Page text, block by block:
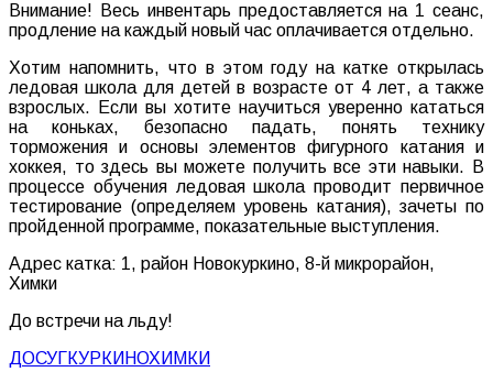
Внимание! Весь инвентарь предоставляется на 1 сеанс,
продление на каждый новый час оплачивается отдельно.
Хотим напомнить, что в этом году на катке открылась
ледовая школа для детей в возрасте от 4 лет, а также
взрослых. Если вы хотите научиться уверенно кататься
на коньках, безопасно падать, понять технику
торможения и основы элементов фигурного катания и
хоккея, то здесь вы можете получить все эти навыки. В
процессе обучения ледовая школа проводит первичное
тестирование (определяем уровень катания), зачеты по
пройденной программе, показательные выступления.
Адрес катка: 1, район Новокуркино, 8-й микрорайон,
Химки
До встречи на льду!
ДОСУГКУРКИНОХИМКИ